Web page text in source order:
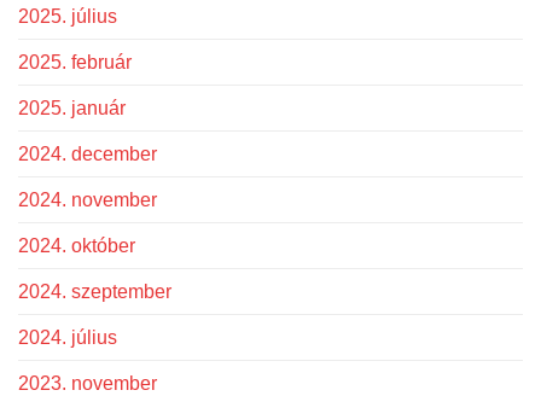
2025. július
2025. február
2025. január
2024. december
2024. november
2024. október
2024. szeptember
2024. július
2023. november